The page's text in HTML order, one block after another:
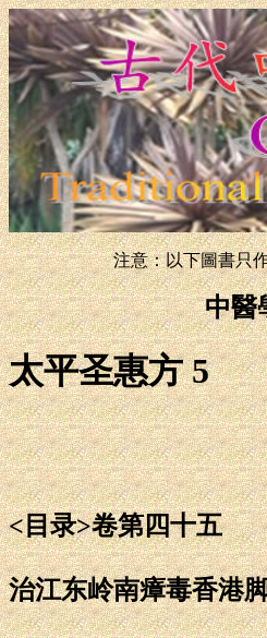
注意：以下圖書只
中醫
太平圣惠方 5
<目录>卷第四十五
治江东岭南瘴毒香港